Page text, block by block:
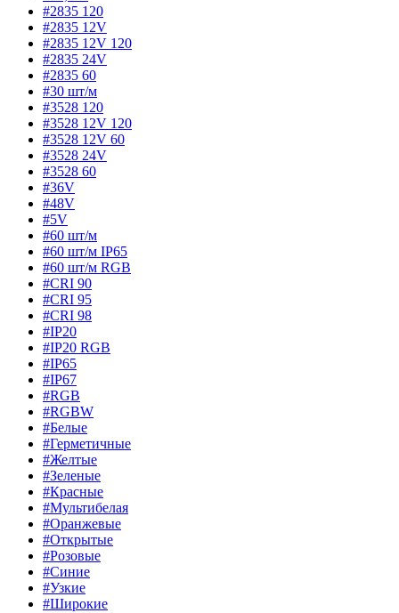
#2835 120
#2835 12V
#2835 12V 120
#2835 24V
#2835 60
#30 шт/м
#3528 120
#3528 12V 120
#3528 12V 60
#3528 24V
#3528 60
#36V
#48V
#5V
#60 шт/м
#60 шт/м IP65
#60 шт/м RGB
#CRI 90
#CRI 95
#CRI 98
#IP20
#IP20 RGB
#IP65
#IP67
#RGB
#RGBW
#Белые
#Герметичные
#Желтые
#Зеленые
#Красные
#Мультибелая
#Оранжевые
#Открытые
#Розовые
#Синие
#Узкие
#Широкие